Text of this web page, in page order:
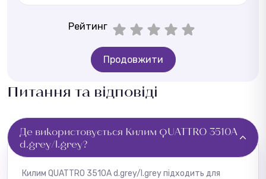
Рейтинг
Продовжити
Питання та відповіді
Де використовується Килим QUATTRO 3510A
d.grey/l.grey?
Килим QUATTRO 3510A d.grey/l.grey підходить для